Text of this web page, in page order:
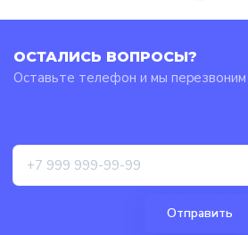
ОСТАЛИСЬ ВОПРОСЫ?
Оставьте телефон и мы перезвоним